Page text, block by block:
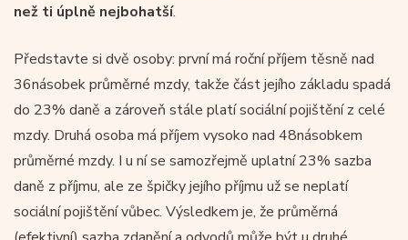
než ti úplně nejbohatší.
Představte si dvě osoby: první má roční příjem těsně nad
36násobek průměrné mzdy, takže část jejího základu spadá
do 23% daně a zároveň stále platí sociální pojištění z celé
mzdy. Druhá osoba má příjem vysoko nad 48násobkem
průměrné mzdy. I u ní se samozřejmě uplatní 23% sazba
daně z příjmu, ale ze špičky jejího příjmu už se neplatí
sociální pojištění vůbec. Výsledkem je, že průměrná